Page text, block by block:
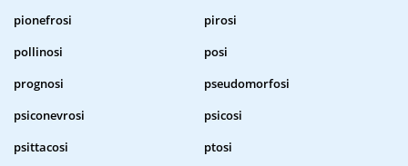
pionefrosi
pirosi
pollinosi
posi
prognosi
pseudomorfosi
psiconevrosi
psicosi
psittacosi
ptosi